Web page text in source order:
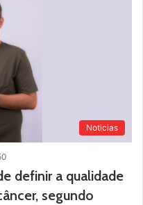
Noticias
definir a qualidade
segundo